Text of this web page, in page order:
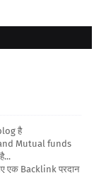
है
Mutual funds
एक Backlink प्रदान